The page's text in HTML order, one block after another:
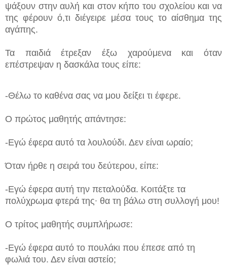
ψάξουν στην αυλή και στον κήπο του σχολείου και να
της φέρουν ό,τι διέγειρε μέσα τους το αίσθημα της
αγάπης.
Τα παιδιά έτρεξαν έξω χαρούμενα και όταν
επέστρεψαν η δασκάλα τους είπε:
-Θέλω το καθένα σας να μου δείξει τι έφερε.
Ο πρώτος μαθητής απάντησε:
-Εγώ έφερα αυτό τα λουλούδι. Δεν είναι ωραίο;
Όταν ήρθε η σειρά του δεύτερου, είπε:
-Εγώ έφερα αυτή την πεταλούδα. Κοιτάξτε τα
πολύχρωμα φτερά της∙ θα τη βάλω στη συλλογή μου!
Ο τρίτος μαθητής συμπλήρωσε:
-Εγώ έφερα αυτό το πουλάκι που έπεσε από τη
φωλιά του. Δεν είναι αστείο;